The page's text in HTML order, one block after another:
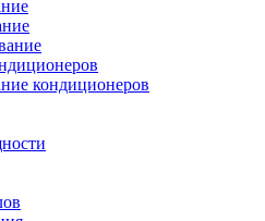
кондиционеров